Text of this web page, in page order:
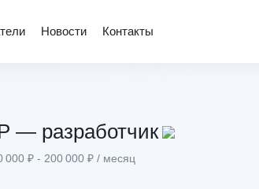
Новости Контакты
— разработчик
000 ₽ - 200 000 ₽ / месяц